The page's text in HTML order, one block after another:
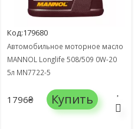
Код:179680
Автомобильное моторное масло
MANNOL Longlife 508/509 0W-20
5л MN7722-5
1796₴ Купить